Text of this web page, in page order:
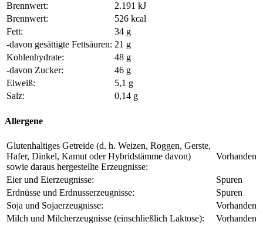
Brennwert:
2.191 kJ
Brennwert:
526 kcal
Fett:
34 g
-davon gesättigte Fettsäuren: 21 g
Kohlenhydrate:
48 g
-davon Zucker:
46 g
Eiweiß:
5,1 g
Salz:
0,14 g
Allergene
Glutenhaltiges Getreide (d. h. Weizen, Roggen, Gerste,
Hafer, Dinkel, Kamut oder Hybridstämme davon)
sowie daraus hergestellte Erzeugnisse:
Vorhanden
Eier und Eierzeugnisse:
Spuren
Erdnüsse und Erdnusserzeugnisse:
Spuren
Soja und Sojaerzeugnisse:
Vorhanden
Milch und Milcherzeugnisse (einschließlich Laktose):
Vorhanden